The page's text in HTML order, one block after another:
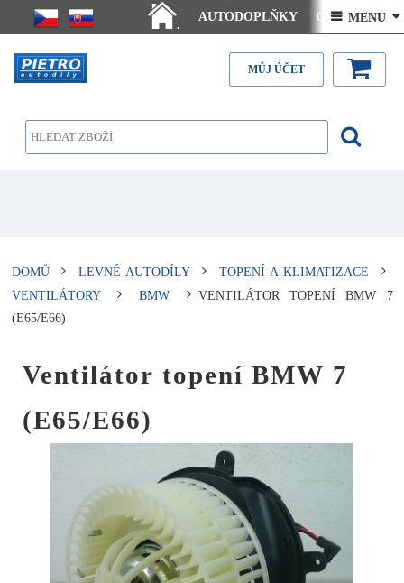
.
AUTODOPLŇKY Ceny doručení
Články - návody Kontakt
 MENU 
MŮJ ÚČET
DOMŮ LEVNÉ AUTODÍLY
TOPENÍ A KLIMATIZACE
VENTILÁTORY
BMW
VENTILÁTOR TOPENÍ BMW 7
(E65/E66)
Ventilátor topení BMW 7
(E65/E66)